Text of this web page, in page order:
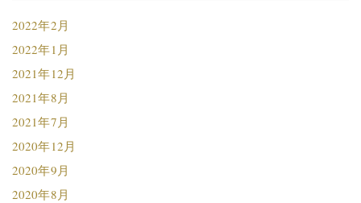
2022年2月
2022年1月
2021年12月
2021年8月
2021年7月
2020年12月
2020年9月
2020年8月